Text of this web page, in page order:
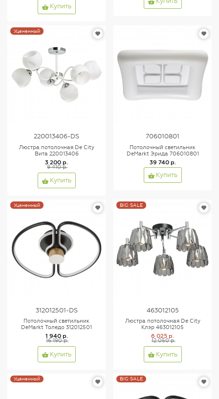
Купить
Уцененный
220013406-DS
Люстра потолочная De City
Вита 220013406
3 200 р.
9 410 р.
Купить
706010801
Потолочный светильник
DeMarkt Эрида 706010801
39 740 р.
Купить
Уцененный
312012501-DS
Потолочный светильник
DeMarkt Толедо 312012501
1 940 р.
16 190 р.
Купить
BIG SALE
463012105
Люстра потолочная De City
Клэр 463012105
6 025 р.
12 050 р.
Купить
Уцененный BIG SALE